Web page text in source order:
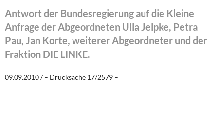
Themen
Leitlinien linker Wirtschafts- und Finanzpolitik
Wirtschaftspolitik
Steuer- und Finanzpolitik
Antwort der Bundesregierung auf die Kleine
Anfrage der Abgeordneten Ulla Jelpke, Petra
Pau, Jan Korte, weiterer Abgeordneter und der
Fraktion DIE LINKE.
09.09.2010 / – Drucksache 17/2579 –